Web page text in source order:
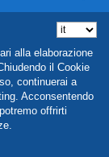
alla elaborazione
il Cookie
continuerai a
Acconsentendo
offrirti